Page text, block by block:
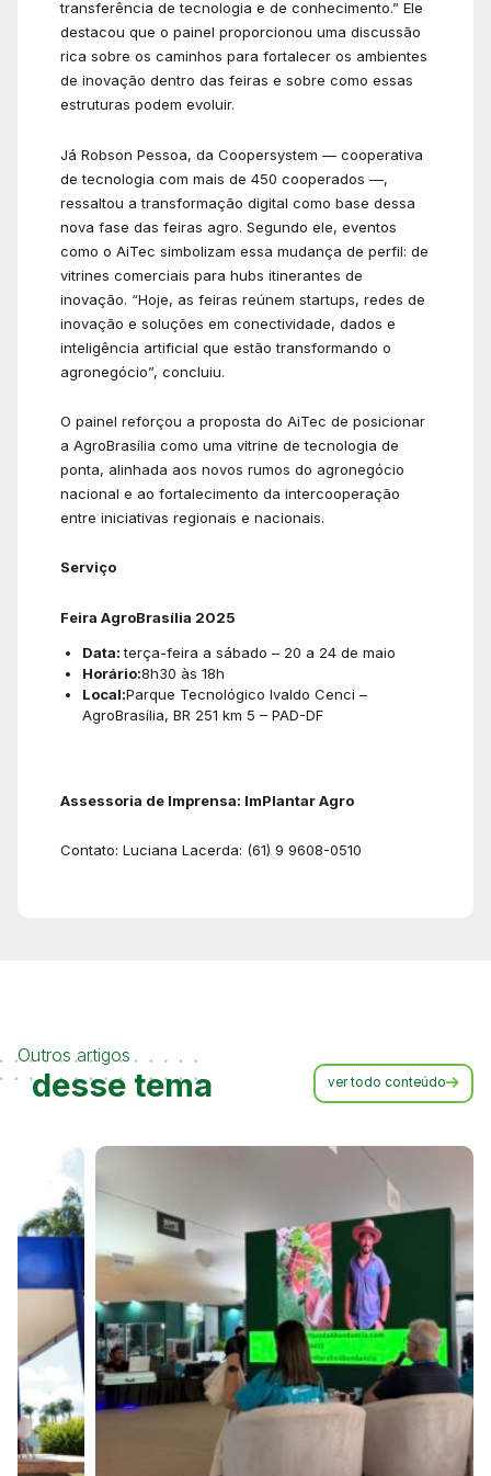
transferência de tecnologia e de conhecimento.” Ele
destacou que o painel proporcionou uma discussão
rica sobre os caminhos para fortalecer os ambientes
de inovação dentro das feiras e sobre como essas
estruturas podem evoluir.
Já Robson Pessoa, da Coopersystem — cooperativa
de tecnologia com mais de 450 cooperados —,
ressaltou a transformação digital como base dessa
nova fase das feiras agro. Segundo ele, eventos
como o AiTec simbolizam essa mudança de perfil: de
vitrines comerciais para hubs itinerantes de
inovação. “Hoje, as feiras reúnem startups, redes de
inovação e soluções em conectividade, dados e
inteligência artificial que estão transformando o
agronegócio”, concluiu.
O painel reforçou a proposta do AiTec de posicionar
a AgroBrasília como uma vitrine de tecnologia de
ponta, alinhada aos novos rumos do agronegócio
nacional e ao fortalecimento da intercooperação
entre iniciativas regionais e nacionais.
Serviço
Feira AgroBrasília 2025
Data:terça-feira a sábado – 20 a 24 de maio
Horário:8h30 às 18h
Local:Parque Tecnológico Ivaldo Cenci –
AgroBrasília, BR 251 km 5 – PAD-DF
Assessoria de Imprensa: ImPlantar Agro
Contato: Luciana Lacerda: (61) 9 9608-0510
Outros artigos
desse tema ver todo conteúdo